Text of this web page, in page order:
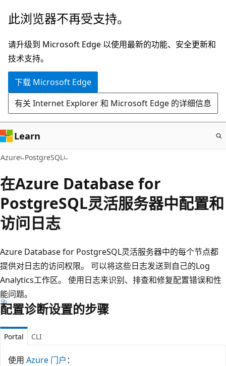
跳
主
要
内
此浏览器不再受支持。
请升级到 Microsoft Edge 以使用最新的功能、安全更新和
技术支持。
下载 Microsoft Edge
有关 Internet Explorer 和 Microsoft Edge 的详细信息
Learn
Azure PostgreSQL
在Azure Database for
PostgreSQL灵活服务器中配置和
访问日志
Azure Database for PostgreSQL灵活服务器中的每个节点都
提供对日志的访问权限。 可以将这些日志发送到自己的Log
Analytics工作区。 使用日志来识别、排查和修复配置错误和性
能问题。
配置诊断设置的步骤
Portal CLI
使用 Azure 门户 ：